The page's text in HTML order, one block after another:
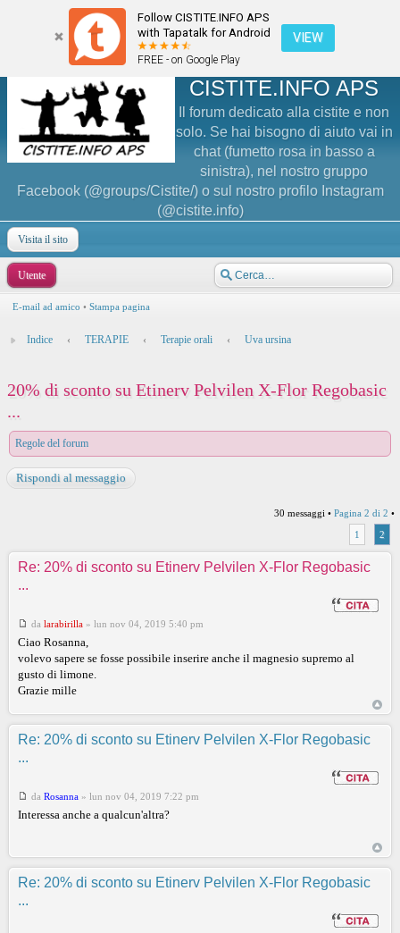
Follow CISTITE.INFO APS
with Tapatalk for Android
FREE - on Google Play
VIEW
CISTITE.INFO APS
Il forum dedicato alla cistite e non
solo. Se hai bisogno di aiuto vai in
chat (fumetto rosa in basso a
sinistra), nel nostro gruppo
Facebook (@groups/Cistite/) o sul nostro profilo Instagram
(@cistite.info)
Visita il sito
Utente
E-mail ad amico • Stampa pagina
Indice ‹ TERAPIE ‹ Terapie orali ‹ Uva ursina
20% di sconto su Etinerv Pelvilen X-Flor Regobasic
...
Regole del forum
Rispondi al messaggio
30 messaggi • Pagina 2 di 2 •
1
2
Re: 20% di sconto su Etinerv Pelvilen X-Flor Regobasic
...
da larabirilla » lun nov 04, 2019 5:40 pm
Ciao Rosanna,
volevo sapere se fosse possibile inserire anche il magnesio supremo al
gusto di limone.
Grazie mille
Re: 20% di sconto su Etinerv Pelvilen X-Flor Regobasic
...
da Rosanna » lun nov 04, 2019 7:22 pm
Interessa anche a qualcun'altra?
Re: 20% di sconto su Etinerv Pelvilen X-Flor Regobasic
...